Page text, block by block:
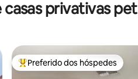
privativas
Entre os melhores preferidos
Preferido dos hóspedes